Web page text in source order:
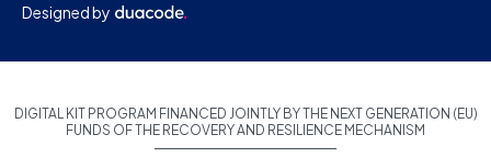
Designed by
DIGITAL KIT PROGRAM FINANCED JOINTLY BY THE NEXT GENERATION (EU)
FUNDS OF THE RECOVERY AND RESILIENCE MECHANISM